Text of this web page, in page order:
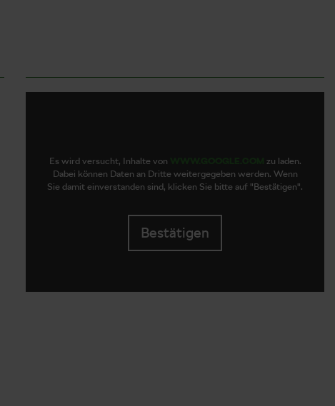
Es wird versucht, Inhalte von
zu laden.
Dabei können Daten an Dritte weitergegeben werden. Wenn
Sie damit einverstanden sind, klicken Sie bitte auf "Bestätigen".
Bestätigen